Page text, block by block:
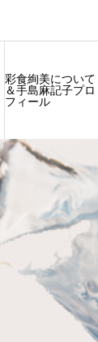
彩食絢美について
＆手島麻記子プロ
フィール